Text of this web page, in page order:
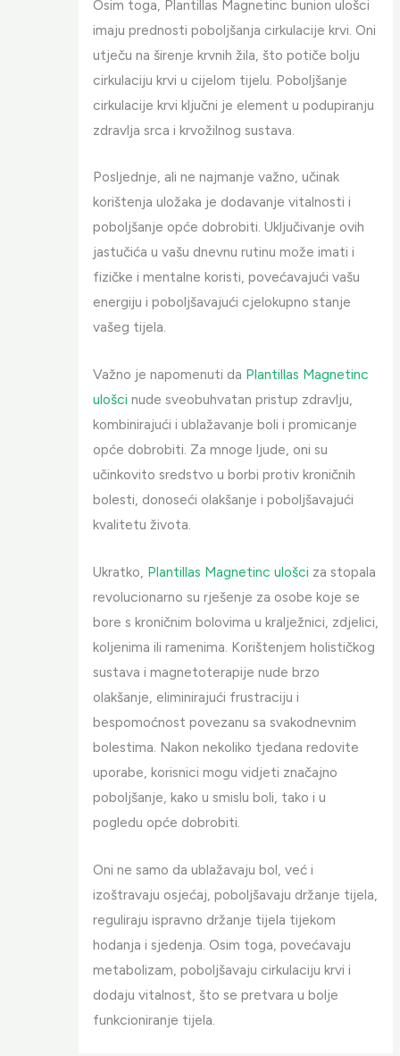
Osim toga, Plantillas Magnetinc bunion ulošci
imaju prednosti poboljšanja cirkulacije krvi. Oni
utječu na širenje krvnih žila, što potiče bolju
cirkulaciju krvi u cijelom tijelu. Poboljšanje
cirkulacije krvi ključni je element u podupiranju
zdravlja srca i krvožilnog sustava.
Posljednje, ali ne najmanje važno, učinak
korištenja uložaka je dodavanje vitalnosti i
poboljšanje opće dobrobiti. Uključivanje ovih
jastučića u vašu dnevnu rutinu može imati i
fizičke i mentalne koristi, povećavajući vašu
energiju i poboljšavajući cjelokupno stanje
vašeg tijela.
Važno je napomenuti da Plantillas Magnetinc
ulošci nude sveobuhvatan pristup zdravlju,
kombinirajući i ublažavanje boli i promicanje
opće dobrobiti. Za mnoge ljude, oni su
učinkovito sredstvo u borbi protiv kroničnih
bolesti, donoseći olakšanje i poboljšavajući
kvalitetu života.
Ukratko, Plantillas Magnetinc ulošci za stopala
revolucionarno su rješenje za osobe koje se
bore s kroničnim bolovima u kralježnici, zdjelici,
koljenima ili ramenima. Korištenjem holističkog
sustava i magnetoterapije nude brzo
olakšanje, eliminirajući frustraciju i
bespomoćnost povezanu sa svakodnevnim
bolestima. Nakon nekoliko tjedana redovite
uporabe, korisnici mogu vidjeti značajno
poboljšanje, kako u smislu boli, tako i u
pogledu opće dobrobiti.
Oni ne samo da ublažavaju bol, već i
izoštravaju osjećaj, poboljšavaju držanje tijela,
reguliraju ispravno držanje tijela tijekom
hodanja i sjedenja. Osim toga, povećavaju
metabolizam, poboljšavaju cirkulaciju krvi i
dodaju vitalnost, što se pretvara u bolje
funkcioniranje tijela.